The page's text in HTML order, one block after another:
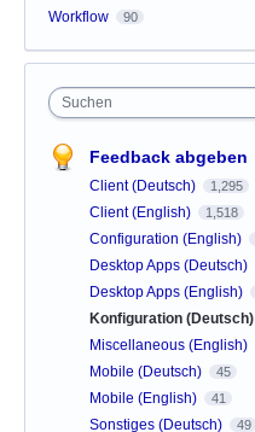
Workflow 90
Suchen
Feedback abgeben
Client (Deutsch) 1,295
Client (English) 1,518
Configuration (English)
Desktop Apps (Deutsch)
Desktop Apps (English)
Konfiguration (Deutsch)
Miscellaneous (English)
Mobile (Deutsch) 45
Mobile (English) 41
Sonstiges (Deutsch) 49